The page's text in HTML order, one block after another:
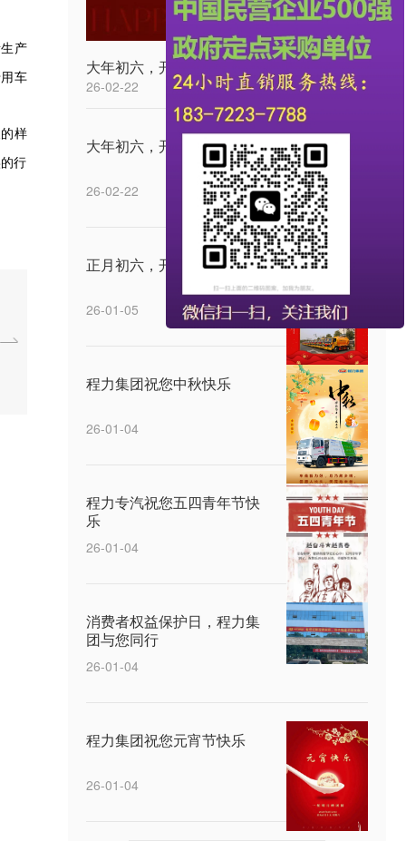
产
车
样
行
大年初六，开工大吉
26-02-22
大年初六，开工大吉
26-02-22
正月初六，开工大吉
26-01-05
程力集团祝您中秋快乐
26-01-04
程力专汽祝您五四青年节快
乐
26-01-04
消费者权益保护日，程力集
团与您同行
26-01-04
程力集团祝您元宵节快乐
26-01-04